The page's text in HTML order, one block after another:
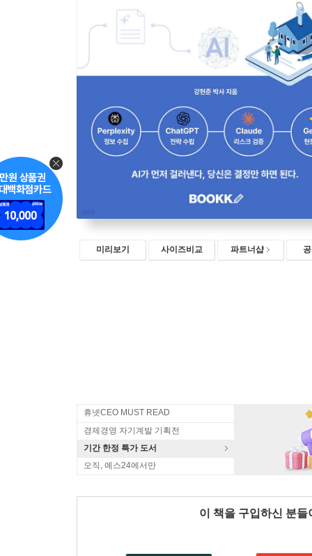
미리보기 사이즈비교 파트너샵
휴넷CEO MUST READ
경제경영 자기계발 기획전
기간 한정 특가 도서
오직, 예스24에서만
이 책을 구입하신 분